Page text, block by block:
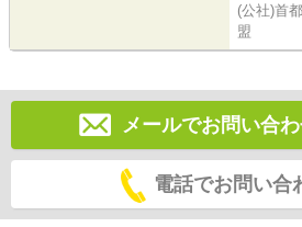
(公社)首
盟
メールでお問い合
電話でお問い合